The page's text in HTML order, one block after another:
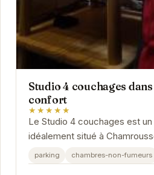
Studio 4 couchages
confort
★★★★★
Le Studio 4 couchages est
idéalement situé à
ambiance chaleureuse et ses
modernes, il offre un...
parking chambres-non-fumeurs